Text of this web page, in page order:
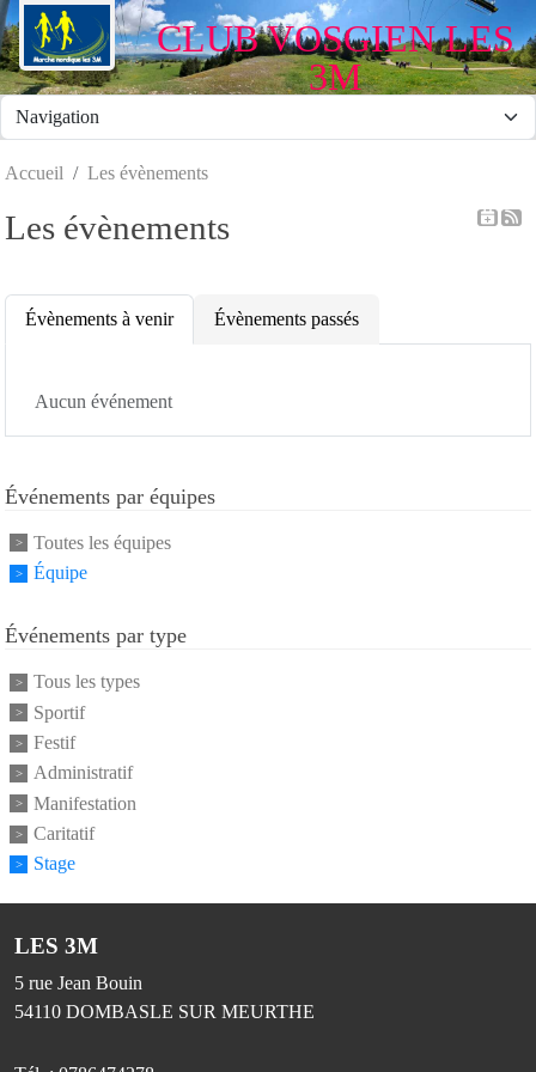
CLUB VOSGIEN LES
3M
Accueil Les évènements
Les évènements
Évènements à venir Évènements passés
Aucun événement
Événements par équipes
Toutes les équipes
Équipe
Événements par type
Tous les types
Sportif
Festif
Administratif
Manifestation
Caritatif
Stage
LES 3M
5 rue Jean Bouin
54110 DOMBASLE SUR MEURTHE
Panneau de gestion des cookies